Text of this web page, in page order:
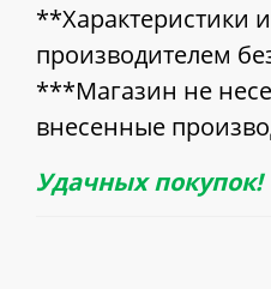
**Характеристики
производителем
***Магазин не
внесенные
Удачных покупок!